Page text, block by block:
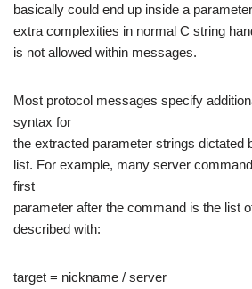
basically could end up inside a
extra complexities in normal C string
is not allowed within messages.
Most protocol messages specify
syntax for
the extracted parameter strings dictated
list. For example, many server
first
parameter after the command is the list
described with:
target = nickname / server